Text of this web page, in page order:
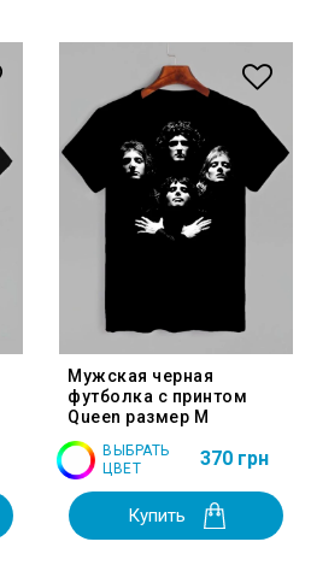
Мужская черная
футболка с принтом
Queen размер M
ВЫБРАТЬ
ЦВЕТ
370 грн
Купить